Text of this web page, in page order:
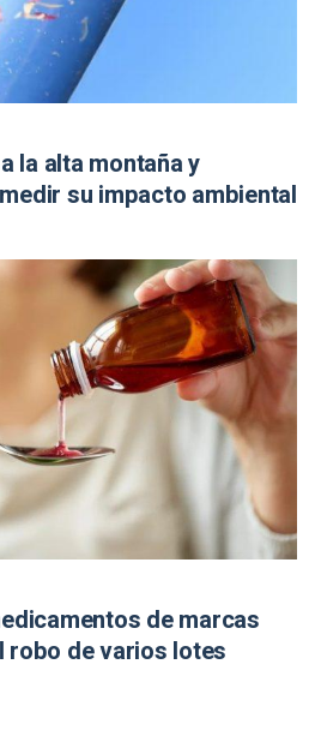
la alta montaña y
su impacto ambiental
de marcas
de varios lotes